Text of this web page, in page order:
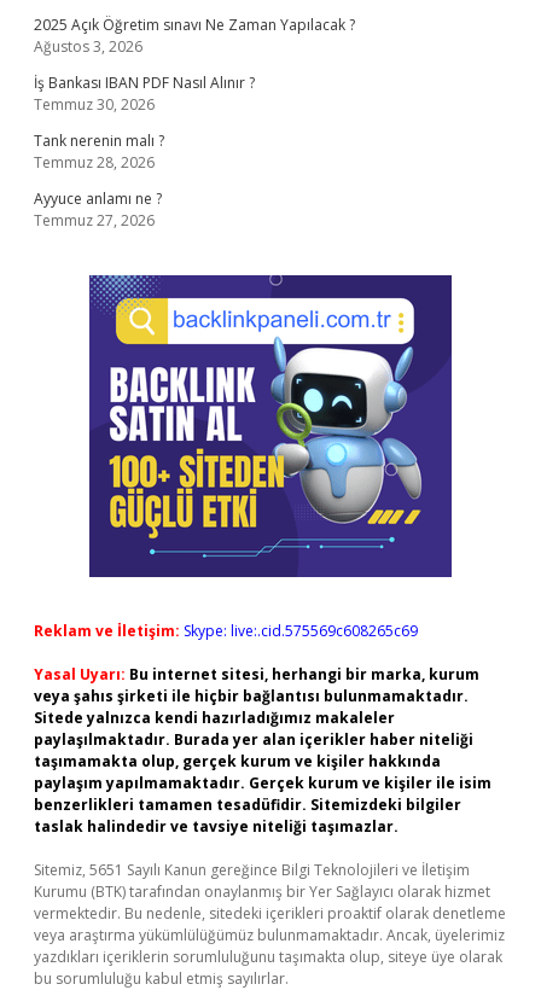
2025 Açık Öğretim sınavı Ne Zaman Yapılacak ?
Ağustos 3, 2026
İş Bankası IBAN PDF Nasıl Alınır ?
Temmuz 30, 2026
Tank nerenin malı ?
Temmuz 28, 2026
Ayyuce anlamı ne ?
Temmuz 27, 2026
Reklam ve İletişim: Skype: live:.cid.575569c608265c69
Yasal Uyarı: Bu internet sitesi, herhangi bir marka, kurum
veya şahıs şirketi ile hiçbir bağlantısı bulunmamaktadır.
Sitede yalnızca kendi hazırladığımız makaleler
paylaşılmaktadır. Burada yer alan içerikler haber niteliği
taşımamakta olup, gerçek kurum ve kişiler hakkında
paylaşım yapılmamaktadır. Gerçek kurum ve kişiler ile isim
benzerlikleri tamamen tesadüfidir. Sitemizdeki bilgiler
taslak halindedir ve tavsiye niteliği taşımazlar.
Sitemiz, 5651 Sayılı Kanun gereğince Bilgi Teknolojileri ve İletişim
Kurumu (BTK) tarafından onaylanmış bir Yer Sağlayıcı olarak hizmet
vermektedir. Bu nedenle, sitedeki içerikleri proaktif olarak denetleme
veya araştırma yükümlülüğümüz bulunmamaktadır. Ancak, üyelerimiz
yazdıkları içeriklerin sorumluluğunu taşımakta olup, siteye üye olarak
bu sorumluluğu kabul etmiş sayılırlar.